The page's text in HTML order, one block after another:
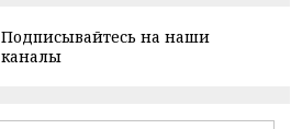
Подписывайтесь на наши
каналы